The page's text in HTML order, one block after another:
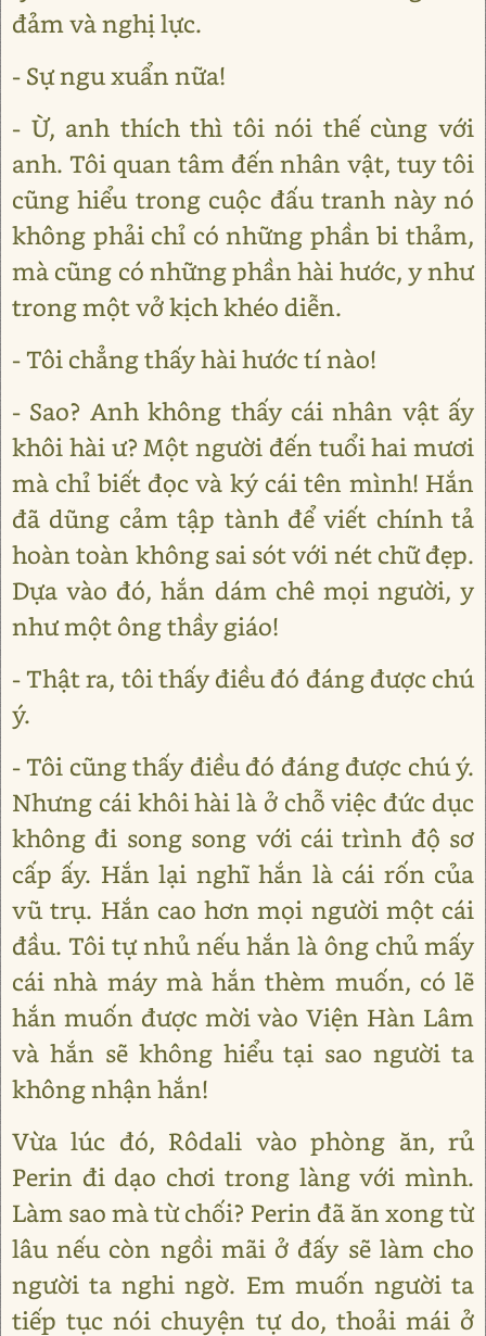
đảm và nghị lực.
- Sự ngu xuẩn nữa!
- Ừ, anh thích thì tôi nói thế cùng với
anh. Tôi quan tâm đến nhân vật, tuy tôi
cũng hiểu trong cuộc đấu tranh này nó
không phải chỉ có những phần bi thảm,
mà cũng có những phần hài hước, y như
trong một vở kịch khéo diễn.
- Tôi chẳng thấy hài hước tí nào!
- Sao? Anh không thấy cái nhân vật ấy
khôi hài ư? Một người đến tuổi hai mươi
mà chỉ biết đọc và ký cái tên mình! Hắn
đã dũng cảm tập tành để viết chính tả
hoàn toàn không sai sót với nét chữ đẹp.
Dựa vào đó, hắn dám chê mọi người, y
như một ông thầy giáo!
- Thật ra, tôi thấy điều đó đáng được chú
ý.
- Tôi cũng thấy điều đó đáng được chú ý.
Nhưng cái khôi hài là ở chỗ việc đức dục
không đi song song với cái trình độ sơ
cấp ấy. Hắn lại nghĩ hắn là cái rốn của
vũ trụ. Hắn cao hơn mọi người một cái
đầu. Tôi tự nhủ nếu hắn là ông chủ mấy
cái nhà máy mà hắn thèm muốn, có lẽ
hắn muốn được mời vào Viện Hàn Lâm
và hắn sẽ không hiểu tại sao người ta
không nhận hắn!
Vừa lúc đó, Rôdali vào phòng ăn, rủ
Perin đi dạo chơi trong làng với mình.
Làm sao mà từ chối? Perin đã ăn xong từ
lâu nếu còn ngồi mãi ở đấy sẽ làm cho
người ta nghi ngờ. Em muốn người ta
tiếp tục nói chuyện tự do, thoải mái ở